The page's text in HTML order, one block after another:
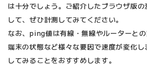
は十分でしょう。ご紹介したブラウザ版
して、ぜひ計測してみてください。
なお、ping値は有線・無線やルーターとの
端末の状態など様々な要因で速度が変化
してみることをおすすめします。